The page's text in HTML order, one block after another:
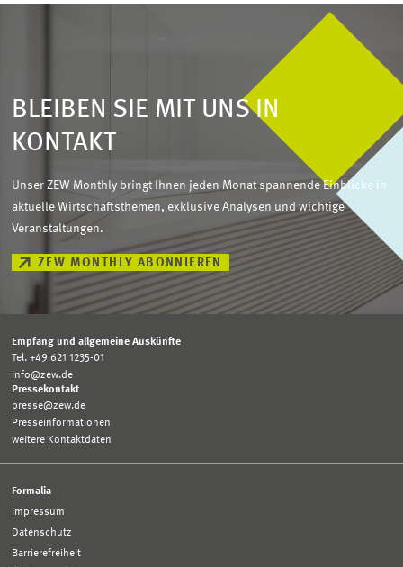
BLEIBEN SIE MIT UNS IN
KONTAKT
Unser ZEW Monthly bringt Ihnen jeden Monat spannende Einblicke in
aktuelle Wirtschaftsthemen, exklusive Analysen und wichtige
Veranstaltungen.
ZEW MONTHLY ABONNIEREN
Empfang und allgemeine Auskünfte
Tel. +49 621 1235-01
info@zew.de
Pressekontakt
presse@zew.de
Presseinformationen
weitere Kontaktdaten
Formalia
Impressum
Datenschutz
Barrierefreiheit